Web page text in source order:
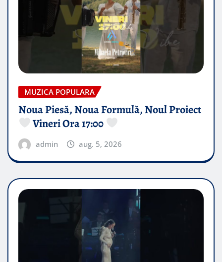
MUZICA POPULARA
Noua Piesă, Noua Formulă, Noul Proiect
Vineri Ora 17:00
admin aug. 5, 2026